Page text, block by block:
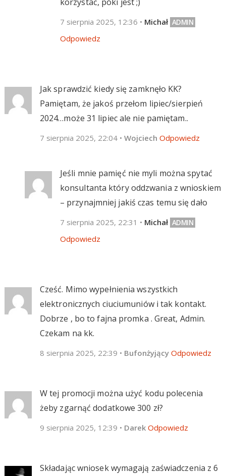
7 sierpnia 2025, 12:36 • Michał
Odpowiedz
Jak sprawdzić kiedy się zamknęło KK?
Pamiętam, że jakoś przełom lipiec/sierpień
2024…może 31 lipiec ale nie pamiętam..
7 sierpnia 2025, 22:04 • Wojciech Odpowiedz
Jeśli mnie pamięć nie myli można spytać
konsultanta który oddzwania z wnioskiem
– przynajmniej jakiś czas temu się dało
7 sierpnia 2025, 22:31 • Michał
Odpowiedz
Cześć. Mimo wypełnienia wszystkich
elektronicznych ciuciumuniów i tak kontakt.
Dobrze , bo to fajna promka . Great, Admin.
Czekam na kk.
8 sierpnia 2025, 22:39 • Bufonżyjący Odpowiedz
W tej promocji można użyć kodu polecenia
żeby zgarnąć dodatkowe 300 zł?
9 sierpnia 2025, 12:39 • Darek Odpowiedz
Składając wniosek wymagają zaświadczenia z 6